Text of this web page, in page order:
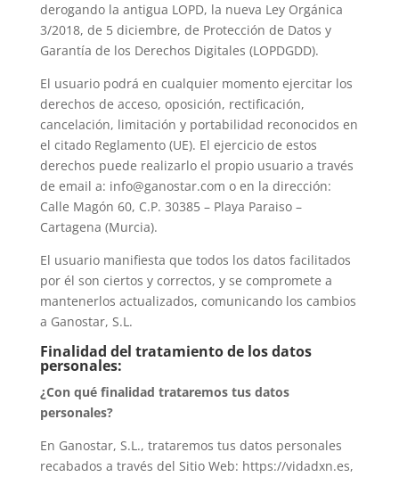
derogando la antigua LOPD, la nueva Ley Orgánica
3/2018, de 5 diciembre, de Protección de Datos y
Garantía de los Derechos Digitales (LOPDGDD).
El usuario podrá en cualquier momento ejercitar los
derechos de acceso, oposición, rectificación,
cancelación, limitación y portabilidad reconocidos en
el citado Reglamento (UE). El ejercicio de estos
derechos puede realizarlo el propio usuario a través
de email a: info@ganostar.com o en la dirección:
Calle Magón 60, C.P. 30385 – Playa Paraiso –
Cartagena (Murcia).
El usuario manifiesta que todos los datos facilitados
por él son ciertos y correctos, y se compromete a
mantenerlos actualizados, comunicando los cambios
a Ganostar, S.L.
Finalidad del tratamiento de los datos
personales:
¿Con qué finalidad trataremos tus datos
personales?
En Ganostar, S.L., trataremos tus datos personales
recabados a través del Sitio Web: https://vidadxn.es,